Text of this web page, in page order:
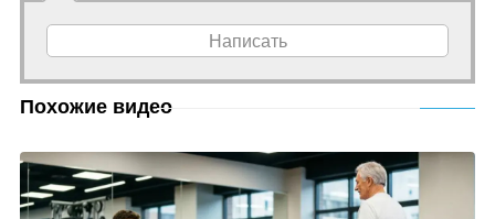
Написать
Похожие видео